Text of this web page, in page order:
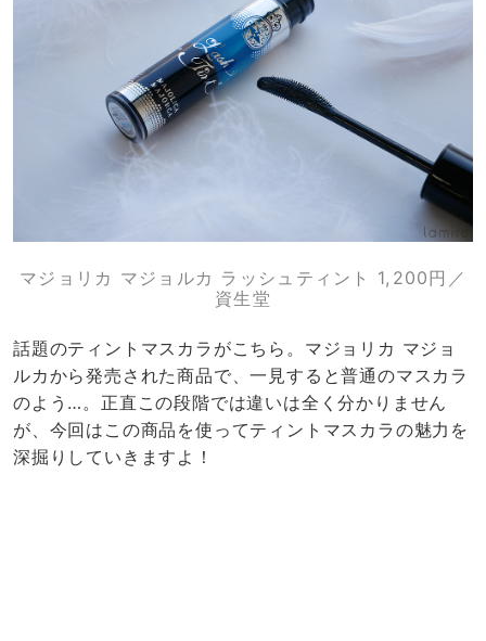
マジョリカ マジョルカ ラッシュティント 1,200円／
資生堂
話題のティントマスカラがこちら。マジョリカ マジョ
ルカから発売された商品で、一見すると普通のマスカラ
のよう…。正直この段階では違いは全く分かりません
が、今回はこの商品を使ってティントマスカラの魅力を
深掘りしていきますよ！